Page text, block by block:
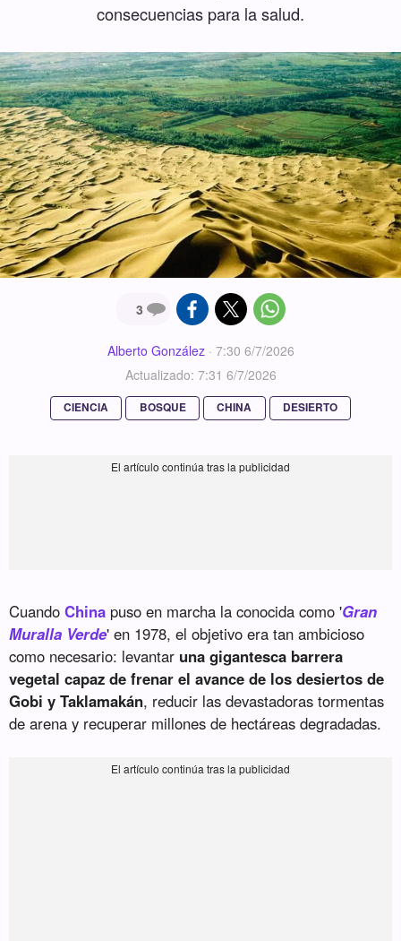
consecuencias para la salud.
3
Alberto González· 7:30 6/7/2026
Actualizado: 7:31 6/7/2026
CIENCIA BOSQUE CHINA DESIERTO
CuandoChina puso en marcha la conocida como 'Gran
Muralla Verde' en 1978, el objetivo era tan ambicioso
como necesario: levantar una gigantesca barrera
vegetal capaz de frenar el avance de los desiertos de
Gobi y Taklamakán, reducir las devastadoras tormentas
de arena y recuperar millones de hectáreas degradadas.